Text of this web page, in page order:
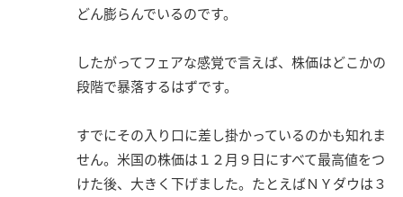
どん膨らんでいるのです。
したがってフェアな感覚で言えば、株価はどこかの
段階で暴落するはずです。
すでにその入り口に差し掛かっているのかも知れま
せん。米国の株価は１２月９日にすべて最高値をつ
けた後、大きく下げました。たとえばＮＹダウは３